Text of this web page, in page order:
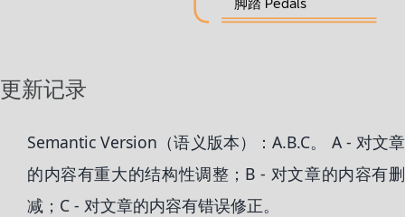
更新记录
Semantic Version（语义版本）：A.B.C。 A - 对文章
的内容有重大的结构性调整；B - 对文章的内容有删
减；C - 对文章的内容有错误修正。